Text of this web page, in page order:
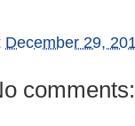
December 29,
comments: